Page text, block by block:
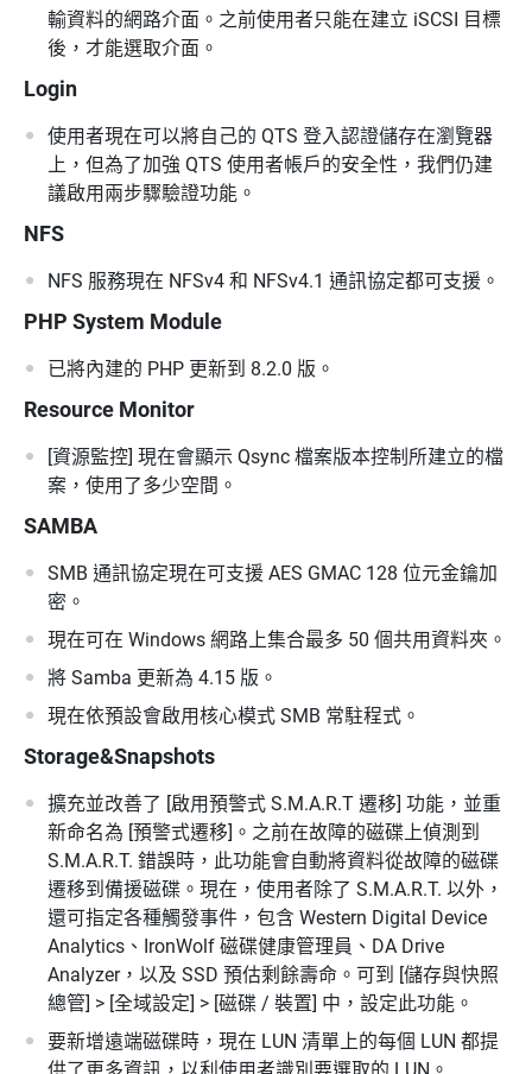
輸資料的網路介面。之前使用者只能在建立 iSCSI 目標
後，才能選取介面。
Login
使用者現在可以將自己的 QTS 登入認證儲存在瀏覽器
上，但為了加強 QTS 使用者帳戶的安全性，我們仍建
議啟用兩步驟驗證功能。
NFS
NFS 服務現在 NFSv4 和 NFSv4.1 通訊協定都可支援。
PHP System Module
已將內建的 PHP 更新到 8.2.0 版。
Resource Monitor
[資源監控] 現在會顯示 Qsync 檔案版本控制所建立的檔
案，使用了多少空間。
SAMBA
SMB 通訊協定現在可支援 AES GMAC 128 位元金鑰加
密。
現在可在 Windows 網路上集合最多 50 個共用資料夾。
將 Samba 更新為 4.15 版。
現在依預設會啟用核心模式 SMB 常駐程式。
Storage&Snapshots
擴充並改善了 [啟用預警式 S.M.A.R.T 遷移] 功能，並重
新命名為 [預警式遷移]。之前在故障的磁碟上偵測到
S.M.A.R.T. 錯誤時，此功能會自動將資料從故障的磁碟
遷移到備援磁碟。現在，使用者除了 S.M.A.R.T. 以外，
還可指定各種觸發事件，包含 Western Digital Device
Analytics、IronWolf 磁碟健康管理員、DA Drive
Analyzer，以及 SSD 預估剩餘壽命。可到 [儲存與快照
總管] > [全域設定] > [磁碟 / 裝置] 中，設定此功能。
要新增遠端磁碟時，現在 LUN 清單上的每個 LUN 都提